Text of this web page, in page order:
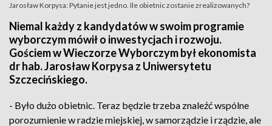
Jarosław Korpysa: Pytanie jest jedno. Ile obietnic zostanie zrealizowanych?
Niemal każdy z kandydatów w swoim programie
wyborczym mówił o inwestycjach i rozwoju.
Gościem w Wieczorze Wyborczym był ekonomista
dr hab. Jarosław Korpysa z Uniwersytetu
Szczecińskiego.
- Było dużo obietnic. Teraz będzie trzeba znaleźć wspólne
porozumienie w radzie miejskiej, w samorządzie i rządzie, ale